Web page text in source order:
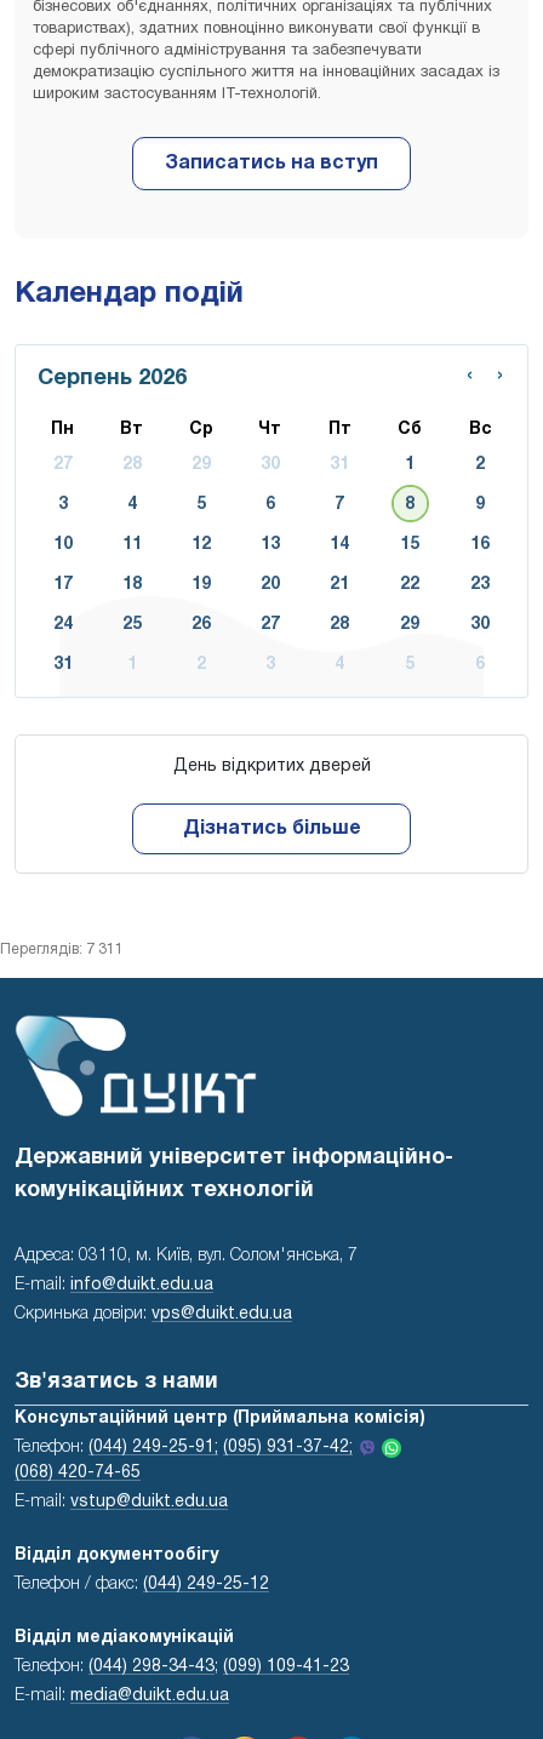
бізнесових об'єднаннях, політичних організаціях та публічних
товариствах), здатних повноцінно виконувати свої функції в
сфері публічного адміністрування та забезпечувати
демократизацію суспільного життя на інноваційних засадах із
широким застосуванням ІТ-технологій.
Календар подій
›
‹
Серпень 2026
Пн Вт Ср Чт Пт Сб Вс
27 28 29 30 31 1 2
3 4 5 6 7 8 9
10 11 12 13 14 15 16
17 18 19 20 21 22 23
24 25 26 27 28 29 30
31 1 2 3 4 5 6
День відкритих дверей
Дізнатись більше
Переглядів: 7 311
Державний університет інформаційно-
комунікаційних технологій
Адреса: 03110, м. Київ, вул. Солом'янська, 7
E-mail:
info@duikt.edu.ua
Скринька довіри: vps@duikt.edu.ua
Зв'язатись з нами
Консультаційний центр (Приймальна комісія)
Телефон: (044) 249-25-91; (095) 931-37-42;
(068) 420-74-65
E-mail: vstup@duikt.edu.ua
Відділ документообігу
Телефон / факс: (044) 249-25-12
Відділ медіакомунікацій
Телефон: (044) 298-34-43; (099) 109-41-23
E-mail: media@duikt.edu.ua